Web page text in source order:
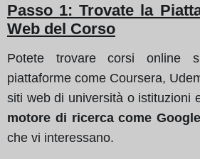
Passo 1: Trovate la
Web del Corso
Potete trovare corsi online
piattaforme come Coursera,
siti web di università o istituzioni
motore di ricerca come Google
che vi interessano.